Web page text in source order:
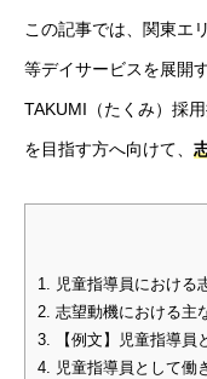
この記事では、関東エ
等デイサービスを展開
TAKUMI（たくみ）採
を目指す方へ向けて、
1. 児童指導員における
2. 志望動機における主
3. 【例文】児童指導員
4. 児童指導員として働